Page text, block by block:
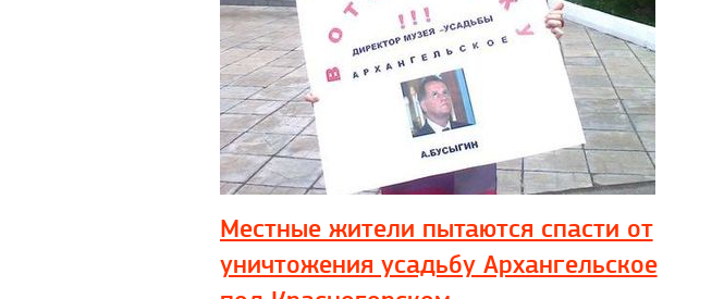
Местные жители пытаются спасти от
уничтожения усадьбу Архангельское